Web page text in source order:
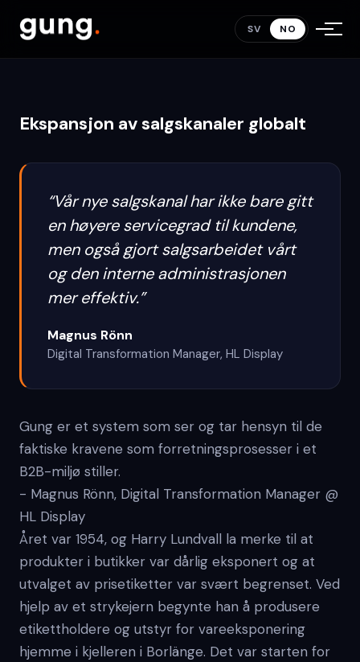
SV NO
kundetilfredshet med Gung
Ekspansjon av salgskanaler globalt
“Vår nye salgskanal har ikke bare gitt
en høyere servicegrad til kundene,
men også gjort salgsarbeidet vårt
og den interne administrasjonen
mer effektiv.”
Magnus Rönn
Digital Transformation Manager, HL Display
Gung er et system som ser og tar hensyn til de
faktiske kravene som forretningsprosesser i et
B2B-miljø stiller.
- Magnus Rönn, Digital Transformation Manager @
HL Display
Året var 1954, og Harry Lundvall la merke til at
produkter i butikker var dårlig eksponert og at
utvalget av prisetiketter var svært begrenset. Ved
hjelp av et strykejern begynte han å produsere
etiketthold­ere og utstyr for vareeksponering
hjemme i kjelleren i Borlänge. Det var starten for